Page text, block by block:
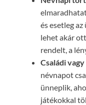
és esetleg
lehet akár
rendelt, a
Családi
névnapot
ünneplik,
játékokkal